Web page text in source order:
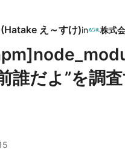
(Hatake え～すけ)in
誰だよ”を調